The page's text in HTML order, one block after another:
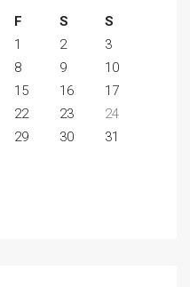
F S
S
1
2
3
8 9
10
15 16
17
22 23
24
29 30 31